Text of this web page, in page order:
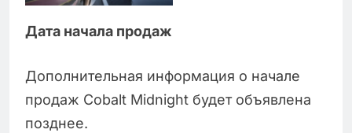
Дата начала продаж
Дополнительная информация о начале
продаж Cobalt Midnight будет объявлена
позднее.